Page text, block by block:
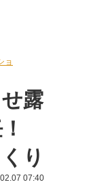
ョ
露
！
り
07:40